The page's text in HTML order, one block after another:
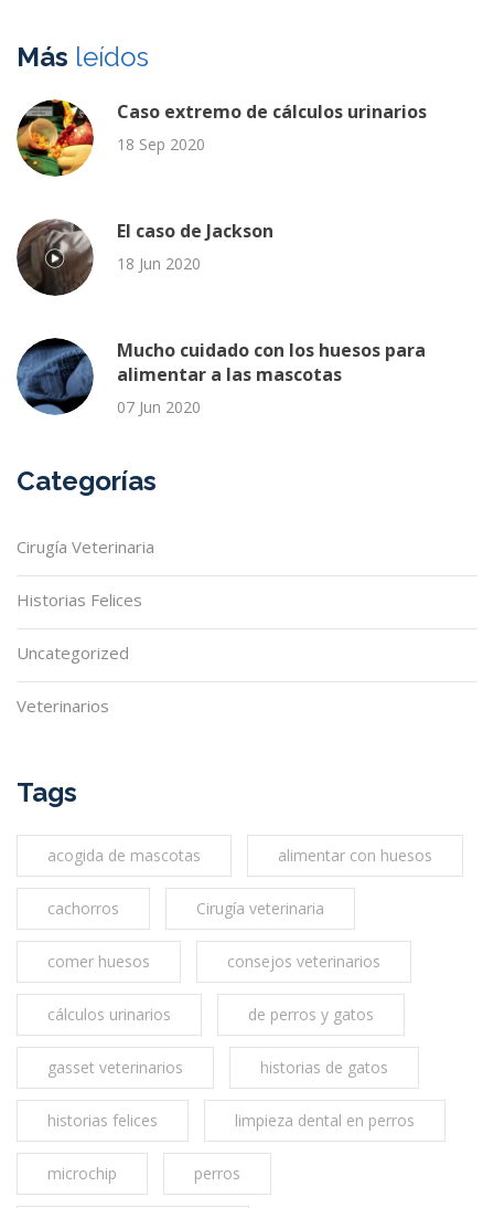
Más leídos
Caso extremo de cálculos urinarios
18 Sep 2020
El caso de Jackson
18 Jun 2020
Mucho cuidado con los huesos para
alimentar a las mascotas
07 Jun 2020
Categorías
Cirugía Veterinaria
Historias Felices
Uncategorized
Veterinarios
Tags
acogida de mascotas alimentar con huesos
cachorros Cirugía veterinaria
comer huesos consejos veterinarios
cálculos urinarios de perros y gatos
gasset veterinarios historias de gatos
historias felices limpieza dental en perros
microchip perros